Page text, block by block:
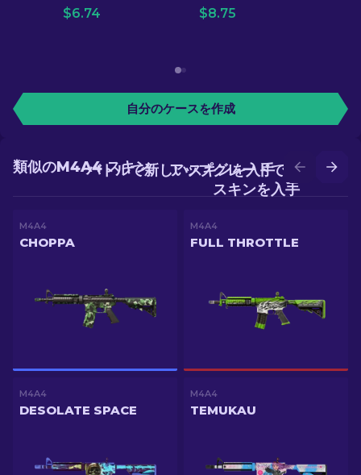
$6.74
$8.75
自分のケースを作成
アップグレードでより良い
スキンを入手
バトルで新しいスキンを入手
類似のM4A4 スキン
M4A4
CHOPPA
M4A4
FULL THROTTLE
M4A4
DESOLATE SPACE
M4A4
TEMUKAU